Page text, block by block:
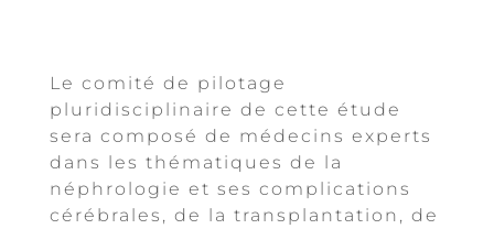
Le comité de pilotage
pluridisciplinaire de cette étude
sera composé de médecins experts
dans les thématiques de la
néphrologie et ses complications
cérébrales, de la transplantation, de